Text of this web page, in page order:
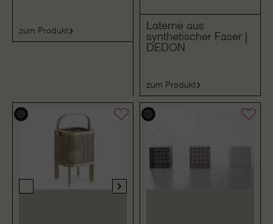
zum Produkt
Laterne aus
synthetischer Faser |
DEDON
zum Produkt